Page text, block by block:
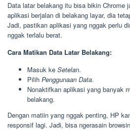
Data latar belakang itu bisa bikin Chrome
aplikasi berjalan di belakang layar, dia
Jadi, pastikan aplikasi yang nggak perlu
nggak terlalu berat.
Cara Matikan Data Latar Belakang:
Masuk ke Setelan.
Pilih Penggunaan Data.
Nonaktifkan aplikasi yang banyak
belakang.
Dengan matiin yang nggak penting, HP
responsif lagi. Jadi, bisa ngerasain